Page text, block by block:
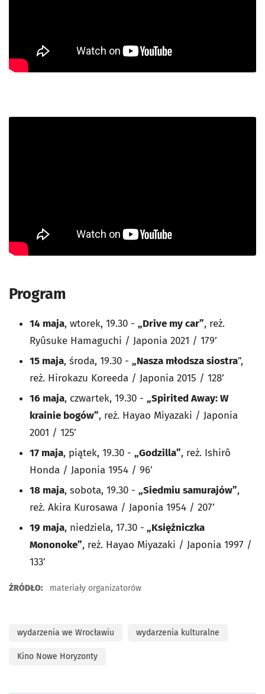
Program
14 maja, wtorek, 19.30 - „Drive my car”, reż.
Ryûsuke Hamaguchi / Japonia 2021 / 179’
15 maja, środa, 19.30 - „Nasza młodsza siostra”,
reż. Hirokazu Koreeda / Japonia 2015 / 128’
16 maja, czwartek, 19.30 - „Spirited Away: W
krainie bogów”, reż. Hayao Miyazaki / Japonia
2001 / 125’
17 maja, piątek, 19.30 - „Godzilla”, reż. Ishirô
Honda / Japonia 1954 / 96’
18 maja, sobota, 19.30 - „Siedmiu samurajów”,
reż. Akira Kurosawa / Japonia 1954 / 207’
19 maja, niedziela, 17.30 - „Księżniczka
Mononoke”, reż. Hayao Miyazaki / Japonia 1997 /
133’
ŹRÓDŁO: materiały organizatorów
wydarzenia we Wrocławiu wydarzenia kulturalne
Kino Nowe Horyzonty